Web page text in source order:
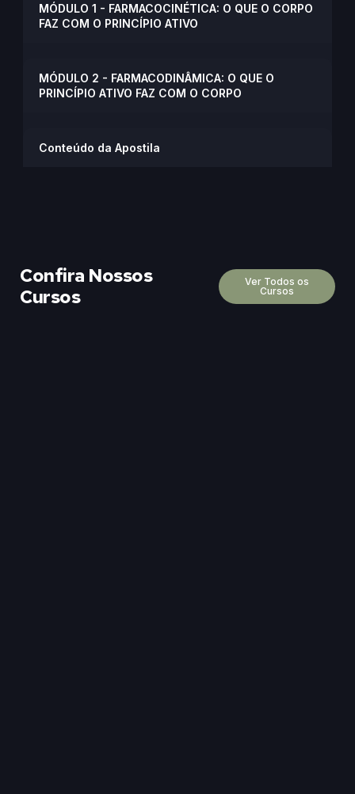
MÓDULO 1 - FARMACOCINÉTICA: O QUE O CORPO
FAZ COM O PRINCÍPIO ATIVO
MÓDULO 2 - FARMACODINÂMICA: O QUE O
PRINCÍPIO ATIVO FAZ COM O CORPO
Conteúdo da Apostila
Confira Nossos
Cursos
Ver Todos os
Cursos